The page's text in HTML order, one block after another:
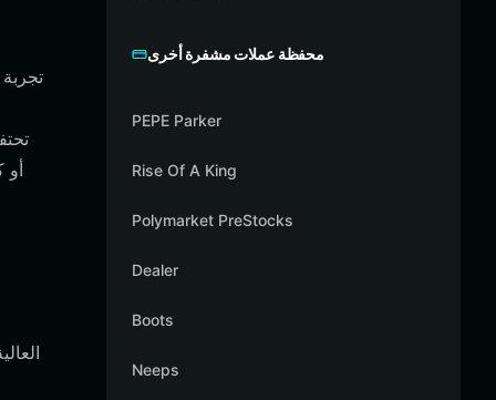
محفظة عملات مشفرة أخرى
PEPE Parker
Rise Of A King
Polymarket PreStocks
Dealer
Boots
Neeps